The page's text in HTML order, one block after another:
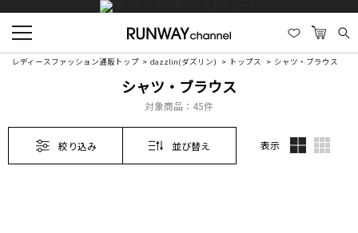
レディースファッション通販トップ dazzlin(ダズリン) トップス シャツ・ブラウス
シャツ・ブラウス
対象商品： 45件
絞り込み 並び替え 表示